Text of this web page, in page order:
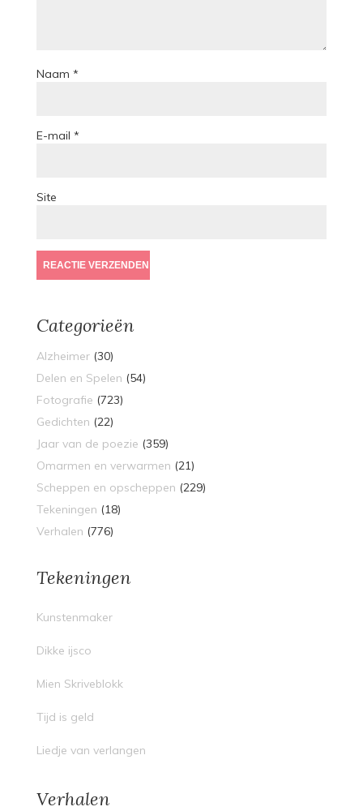
Naam *
E-mail *
Site
Categorieën
Alzheimer(30)
Delen en Spelen (54)
Fotografie (723)
Gedichten (22)
Jaar van de poezie (359)
Omarmen en verwarmen (21)
Scheppen en opscheppen (229)
Tekeningen (18)
Verhalen (776)
Tekeningen
Kunstenmaker
Dikke ijsco
Mien Skriveblokk
Tijd is geld
Liedje van verlangen
Verhalen